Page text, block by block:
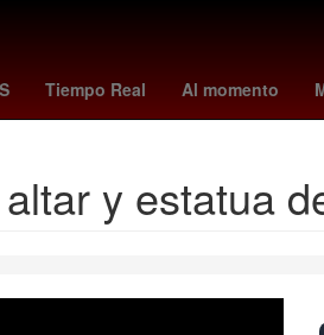
Tiempo Real Al momento
Matt Damon Farmacias Similares
y estatua